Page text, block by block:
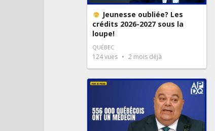
Jeunesse oubliée? Les
crédits 2026-2027 sous la
loupe!
QUÉBEC
124vues 2 mois déjà